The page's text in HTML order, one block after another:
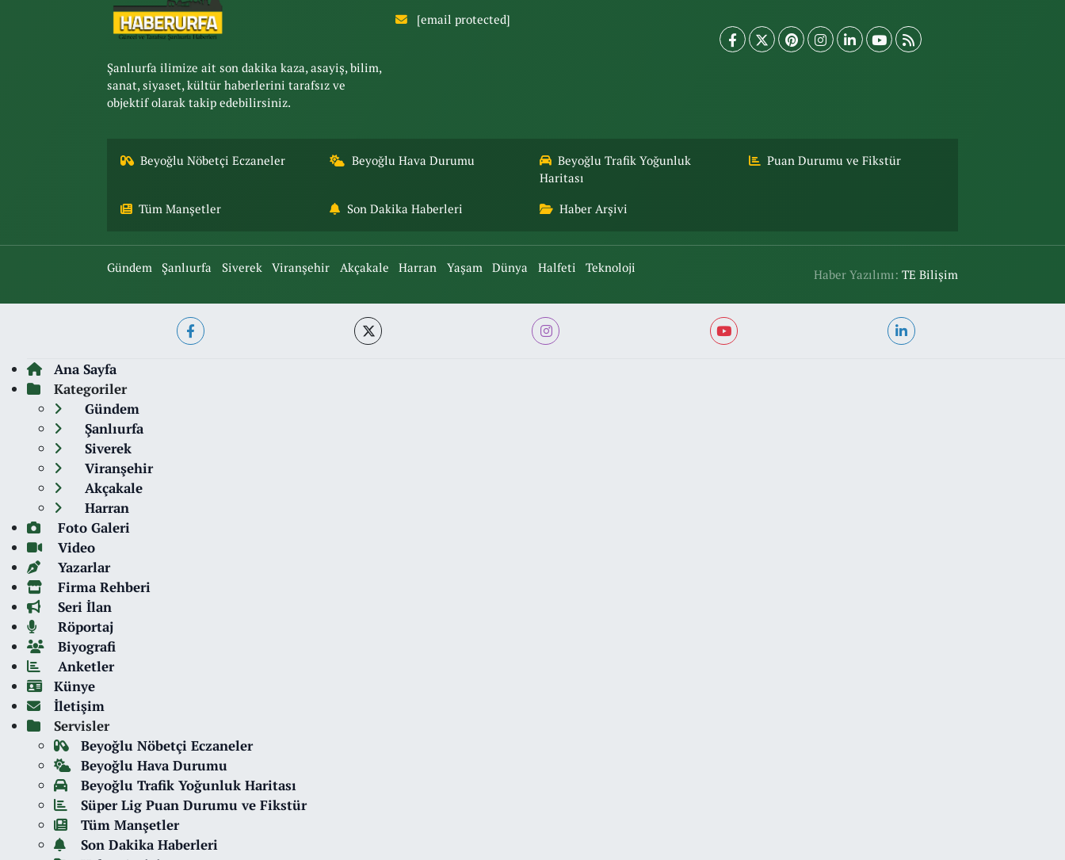
Şanlıurfa ilimize ait son dakika kaza, asayiş, bilim,
sanat, siyaset, kültür haberlerini tarafsız ve
objektif olarak takip edebilirsiniz.
[email protected]
Beyoğlu Nöbetçi Eczaneler Beyoğlu Hava Durumu
Beyoğlu Trafik Yoğunluk
Haritası
Puan Durumu ve Fikstür
Tüm Manşetler Son Dakika Haberleri Haber Arşivi
Gündem Şanlıurfa Siverek Viranşehir Akçakale Harran Yaşam Dünya Halfeti Teknoloji Haber Yazılımı:TE Bilişim
Ana Sayfa
Kategoriler
Gündem
Şanlıurfa
Siverek
Viranşehir
Akçakale
Harran
Foto Galeri
Video
Yazarlar
Firma Rehberi
Seri İlan
Röportaj
Biyografi
Anketler
Künye
İletişim
Servisler
Beyoğlu Nöbetçi Eczaneler
Beyoğlu Hava Durumu
Beyoğlu Trafik Yoğunluk Haritası
Süper Lig Puan Durumu ve Fikstür
Tüm Manşetler
Son Dakika Haberleri